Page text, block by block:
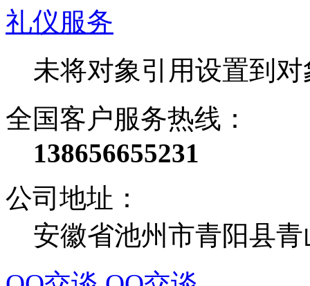
礼仪服务
未将对象引用设置到
全国客户服务热线：
138656655231
公司地址：
安徽省池州市青阳县